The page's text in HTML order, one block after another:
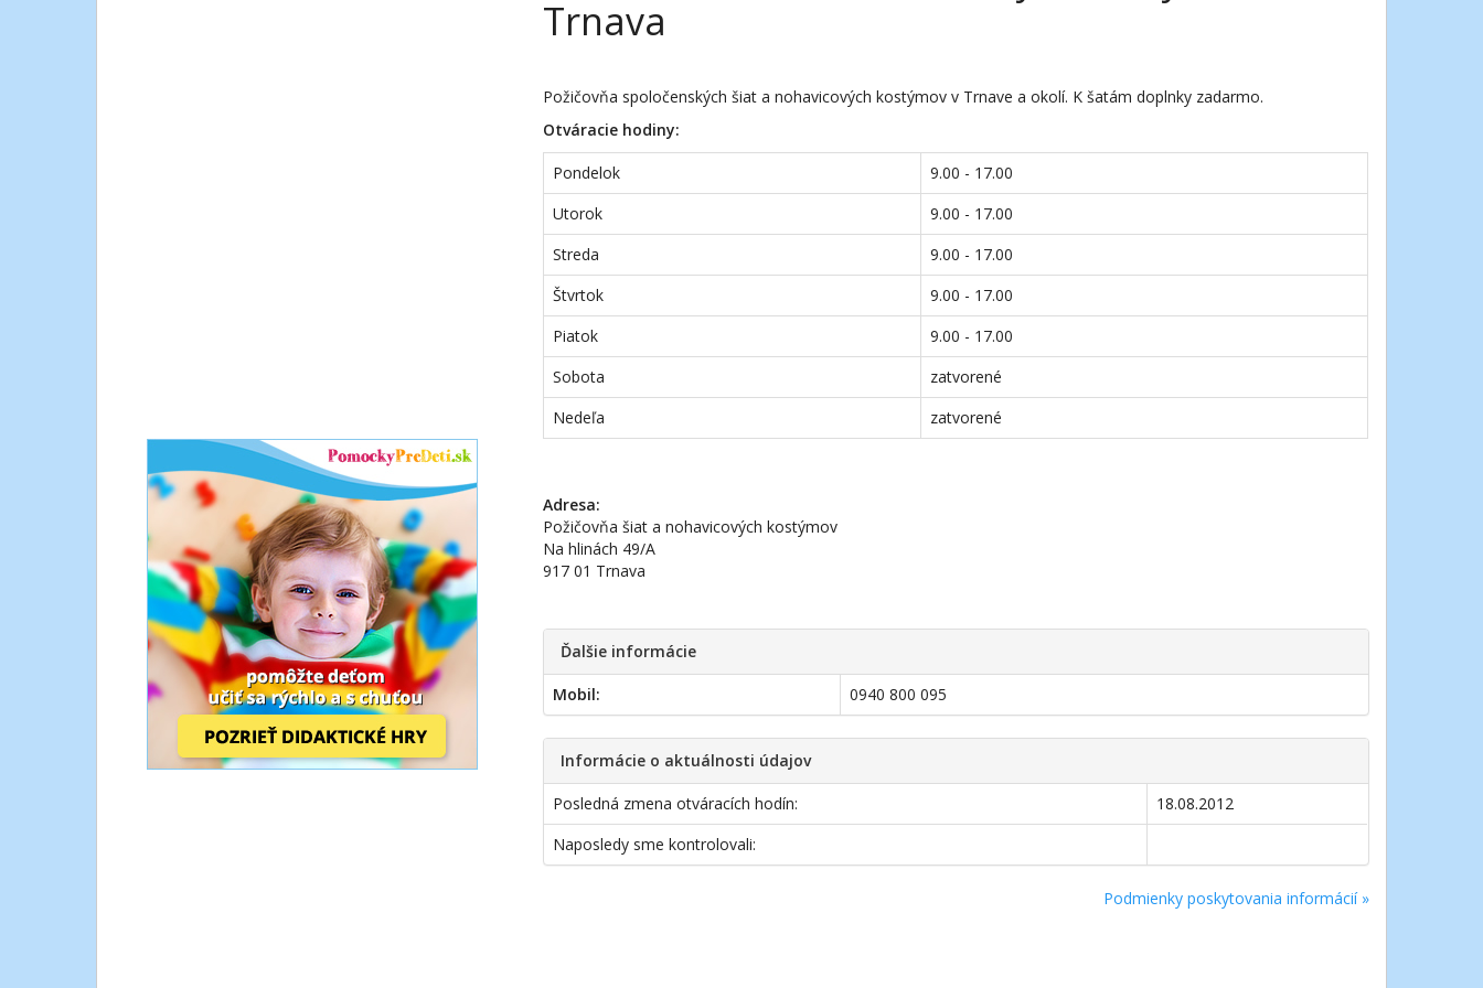
Trnava
Požičovňa spoločenských šiat a nohavicových kostýmov v Trnave a okolí. K šatám doplnky zadarmo.
Otváracie hodiny:
Pondelok
9.00 - 17.00
Utorok
9.00 - 17.00
Streda
9.00 - 17.00
Štvrtok
9.00 - 17.00
Piatok
9.00 - 17.00
Sobota
zatvorené
Nedeľa
zatvorené
Adresa:
Požičovňa šiat a nohavicových kostýmov
Na hlinách 49/A
917 01 Trnava
Ďalšie informácie
Mobil: 0940 800 095
Informácie o aktuálnosti údajov
Posledná zmena otváracích hodín:
18.08.2012
Naposledy sme kontrolovali:
Podmienky poskytovania informácií »